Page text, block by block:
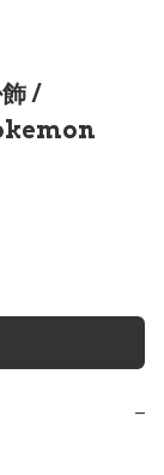
/
−